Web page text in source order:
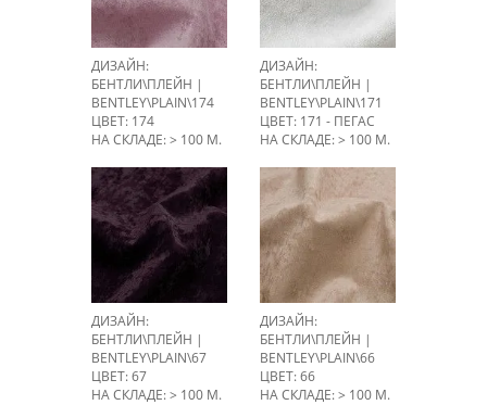
ДИЗАЙН:
БЕНТЛИ\ПЛЕЙН |
BENTLEY\PLAIN\174
ЦВЕТ: 174
НА СКЛАДЕ: > 100 М.
ДИЗАЙН:
БЕНТЛИ\ПЛЕЙН |
BENTLEY\PLAIN\171
ЦВЕТ: 171 - ПЕГАС
НА СКЛАДЕ: > 100 М.
ДИЗАЙН:
БЕНТЛИ\ПЛЕЙН |
BENTLEY\PLAIN\67
ЦВЕТ: 67
НА СКЛАДЕ: > 100 М.
ДИЗАЙН:
БЕНТЛИ\ПЛЕЙН |
BENTLEY\PLAIN\66
ЦВЕТ: 66
НА СКЛАДЕ: > 100 М.